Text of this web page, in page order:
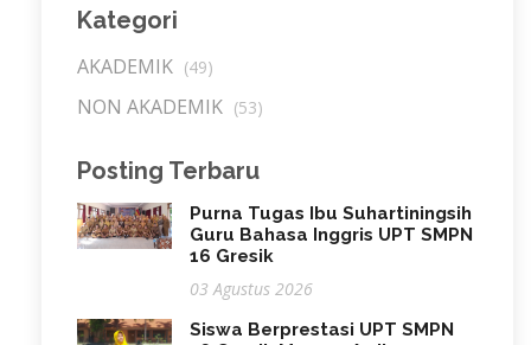
Kategori
AKADEMIK (49)
NON AKADEMIK (53)
Posting Terbaru
Purna Tugas Ibu Suhartiningsih
Guru Bahasa Inggris UPT SMPN
16 Gresik
03 Agustus 2026
Siswa Berprestasi UPT SMPN